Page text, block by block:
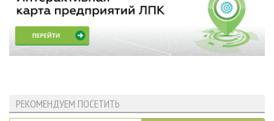
РЕКОМЕНДУЕМ ПОСЕТИТЬ